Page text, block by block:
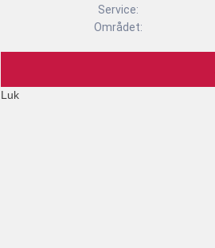
Service:
Området:
Luk